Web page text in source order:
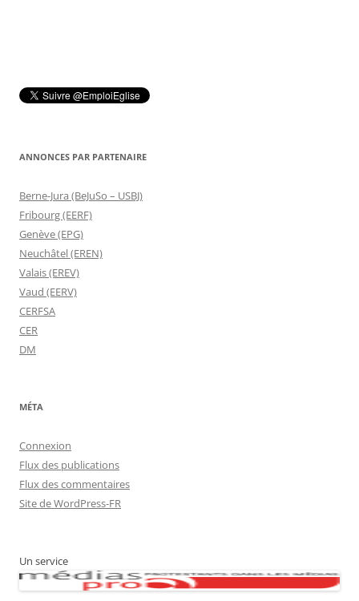
ANNONCES PAR PARTENAIRE
Berne-Jura (BeJuSo – USBJ)
Fribourg (EERF)
Genève (EPG)
Neuchâtel (EREN)
Valais (EREV)
Vaud (EERV)
CERFSA
CER
DM
MÉTA
Connexion
Flux des publications
Flux des commentaires
Site de WordPress-FR
Un service